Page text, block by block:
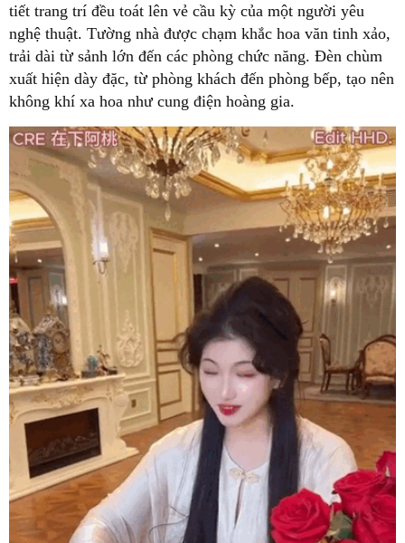
tiết trang trí đều toát lên vẻ cầu kỳ của một người yêu
nghệ thuật. Tường nhà được chạm khắc hoa văn tinh xảo,
trải dài từ sảnh lớn đến các phòng chức năng. Đèn chùm
xuất hiện dày đặc, từ phòng khách đến phòng bếp, tạo nên
không khí xa hoa như cung điện hoàng gia.